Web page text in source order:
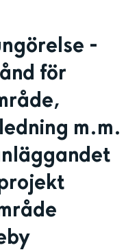
-
för
m.m.